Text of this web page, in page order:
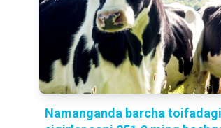
Namanganda barcha